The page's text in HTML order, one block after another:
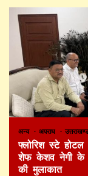
अन्य अपराध
फ्लोरिश स्टे
शेफ केशव नेगी के
की मुलाकात